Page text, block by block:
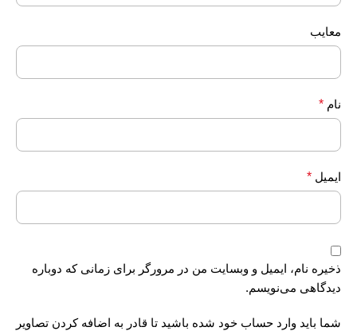
معایب
نام *
ایمیل *
ذخیره نام، ایمیل و وبسایت من در مرورگر برای زمانی که دوباره
دیدگاهی می‌نویسم.
شما باید وارد حساب خود شده باشید تا قادر به اضافه کردن تصاویر